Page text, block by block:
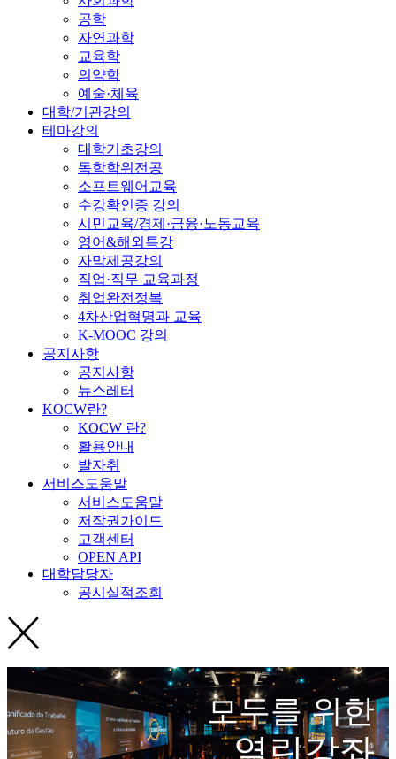
공학
자연과학
교육학
의약학
예술·체육
대학/기관강의
테마강의
대학기초강의
독학학위전공
소프트웨어교육
수강확인증 강의
시민교육/경제·금융·노동교육
영어&해외특강
자막제공강의
직업·직무 교육과정
취업완전정복
4차산업혁명과 교육
K-MOOC 강의
공지사항
공지사항
뉴스레터
KOCW란?
KOCW 란?
활용안내
발자취
서비스도움말
서비스도움말
저작권가이드
고객센터
OPEN API
대학담당자
공시실적조회
모두를 위한